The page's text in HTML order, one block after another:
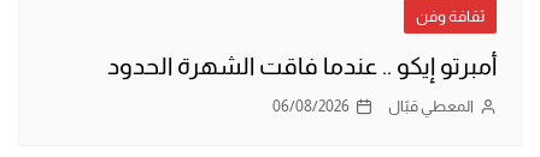
ثقافة وفن
أمبرتو إيكو .. عندما فاقت الشهرة الحدود
المعطي قبّال 06/08/2026